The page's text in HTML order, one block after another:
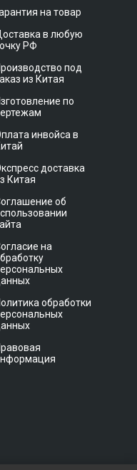
на товар
в любую
РФ
под
из Китая
по
инвойса в
доставка
Китая
об
на
обработки